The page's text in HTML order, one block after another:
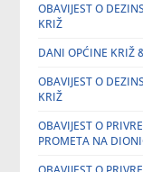
OBAVIJEST O
KRIŽ
DANI OPĆINE KRIŽ
OBAVIJEST O
KRIŽ
OBAVIJEST O
PROMETA NA